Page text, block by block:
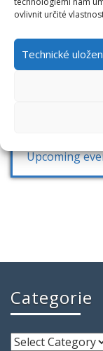
ovlivnit určité
Technické
News
Upcoming
Categorie